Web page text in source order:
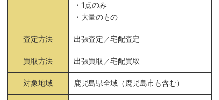
・1点のみ
・大量のもの
査定方法 出張査定／宅配査定
買取方法 出張買取／宅配買取
対象地域 鹿児島県全域（鹿児島市も含む）